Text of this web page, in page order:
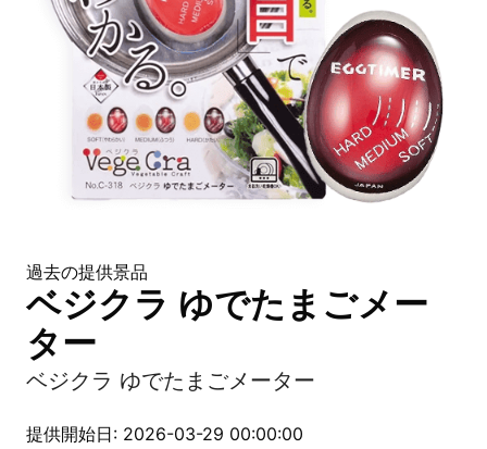
過去の提供景品
ベジクラ ゆでたまごメー
ター
ベジクラ ゆでたまごメーター
提供開始日: 2026-03-29 00:00:00